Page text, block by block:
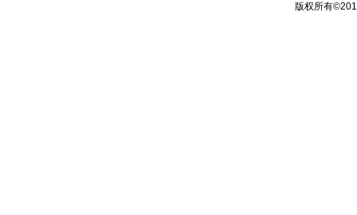
版权所有